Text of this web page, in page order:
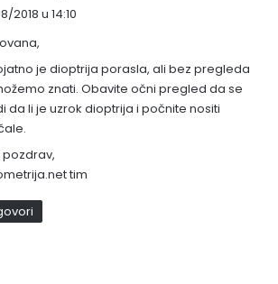
s
a
o
2018 u 14:10
je dioptrija porasla, ali bez pregleda
znati. Obavite očni pregled da se
da li je uzrok dioptrija i počnite nositi
pozdrav,
tim